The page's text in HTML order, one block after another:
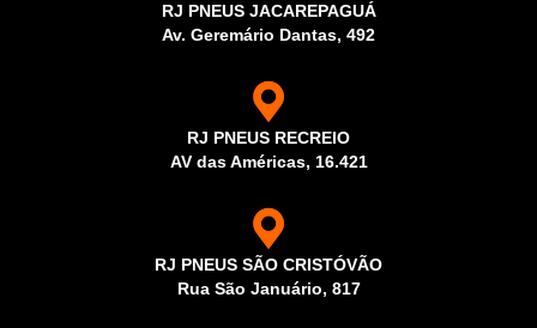
RJ PNEUS JACAREPAGUÁ
Av. Geremário Dantas, 492
RJ PNEUS RECREIO
AV das Américas, 16.421
RJ PNEUS SÃO CRISTÓVÃO
Rua São Januário, 817